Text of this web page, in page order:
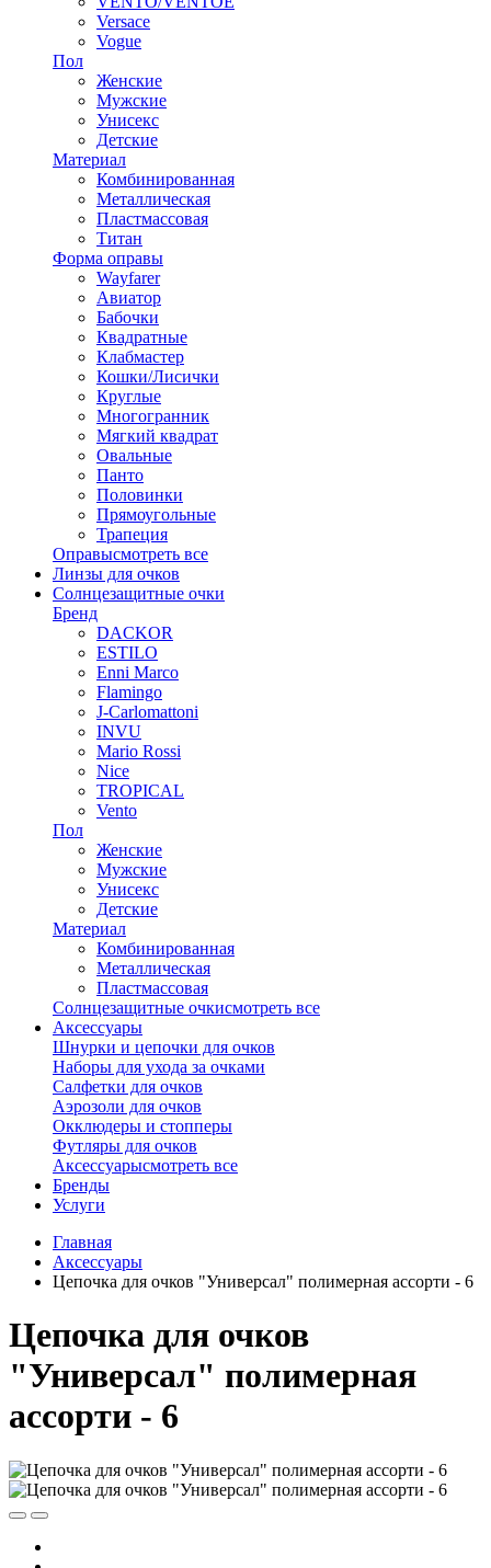
Versace
Vogue
Пол
Женские
Мужские
Унисекс
Детские
Материал
Комбинированная
Металлическая
Пластмассовая
Титан
Форма оправы
Wayfarer
Авиатор
Бабочки
Квадратные
Клабмастер
Кошки/Лисички
Круглые
Многогранник
Мягкий квадрат
Овальные
Панто
Половинки
Прямоугольные
Трапеция
Оправысмотреть все
Линзы для очков
Солнцезащитные очки
Бренд
DACKOR
ESTILO
Enni Marco
Flamingo
J-Carlomattoni
INVU
Mario Rossi
Nice
TROPICAL
Vento
Пол
Женские
Мужские
Унисекс
Детские
Материал
Комбинированная
Металлическая
Пластмассовая
Солнцезащитные очкисмотреть все
Аксессуары
Шнурки и цепочки для очков
Наборы для ухода за очками
Салфетки для очков
Аэрозоли для очков
Окклюдеры и стопперы
Футляры для очков
Аксессуарысмотреть все
Бренды
Услуги
Главная
Аксессуары
Цепочка для очков "Универсал" полимерная ассорти - 6
Цепочка для очков
"Универсал" полимерная
ассорти - 6